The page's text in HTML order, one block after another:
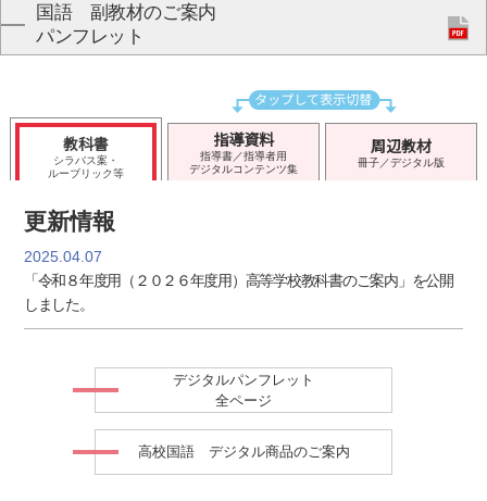
国語 副教材のご案内
パンフレット
教科書
シラバス案・
ルーブリック等
指導資料
指導書／指導者用
デジタルコンテンツ集
周辺教材
冊子／デジタル版
更新情報
2025.04.07
「令和８年度用（２０２６年度用）高等学校教科書のご案内」を公開
しました。
デジタルパンフレット
全ページ
高校国語 デジタル商品のご案内